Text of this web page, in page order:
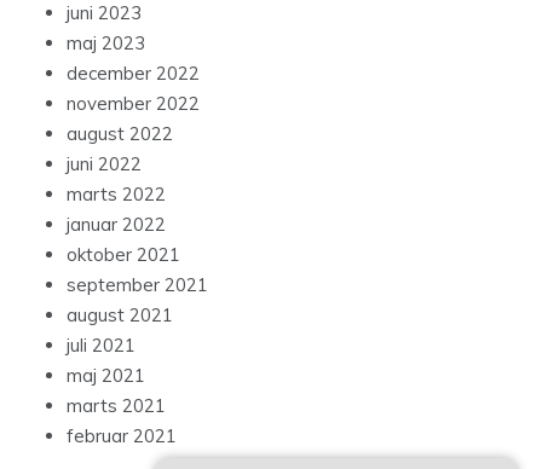
juni 2023
maj 2023
december 2022
november 2022
august 2022
juni 2022
marts 2022
januar 2022
oktober 2021
september 2021
august 2021
juli 2021
maj 2021
marts 2021
februar 2021